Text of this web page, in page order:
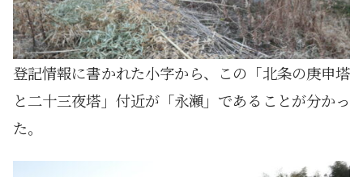
登記情報に書かれた小字から、この「北条の庚申塔
と二十三夜塔」付近が「永瀬」であることが分かっ
た。